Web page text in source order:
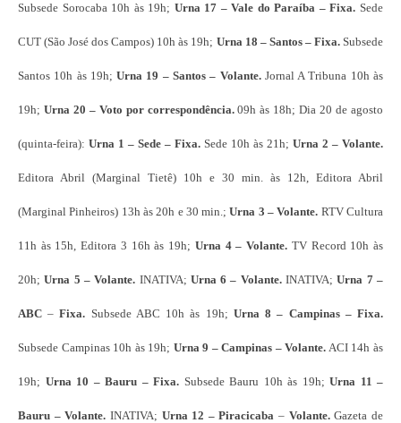
Subsede Sorocaba 10h às 19h; Urna 17 – Vale do Paraíba – Fixa.Sede
CUT (São José dos Campos) 10h às 19h; Urna 18 – Santos – Fixa.Subsede
Santos 10h às 19h;Urna 19 – Santos – Volante.Jornal A Tribuna 10h às
19h; Urna 20 – Voto por correspondência.09h às 18h; Dia 20 de agosto
(quinta-feira): Urna 1 – Sede – Fixa. Sede 10h às 21h; Urna 2 – Volante.
Editora Abril (Marginal Tietê) 10h e 30 min. às 12h, Editora Abril
(Marginal Pinheiros) 13h às 20h e 30 min.;Urna 3 – Volante. RTV Cultura
11h às 15h, Editora 3 16h às 19h; Urna 4 – Volante. TV Record 10h às
20h;Urna 5 – Volante. INATIVA; Urna 6 – Volante.INATIVA;Urna 7 –
ABC –Fixa. Subsede ABC 10h às 19h; Urna 8 – Campinas – Fixa.
Subsede Campinas 10h às 19h; Urna 9 – Campinas – Volante. ACI 14h às
19h; Urna 10 – Bauru – Fixa. Subsede Bauru 10h às 19h; Urna 11 –
Bauru – Volante. INATIVA; Urna 12 – Piracicaba– Volante.Gazeta de